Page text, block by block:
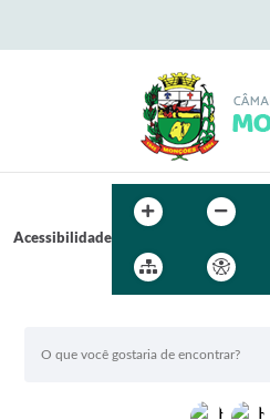
Acessibilidade